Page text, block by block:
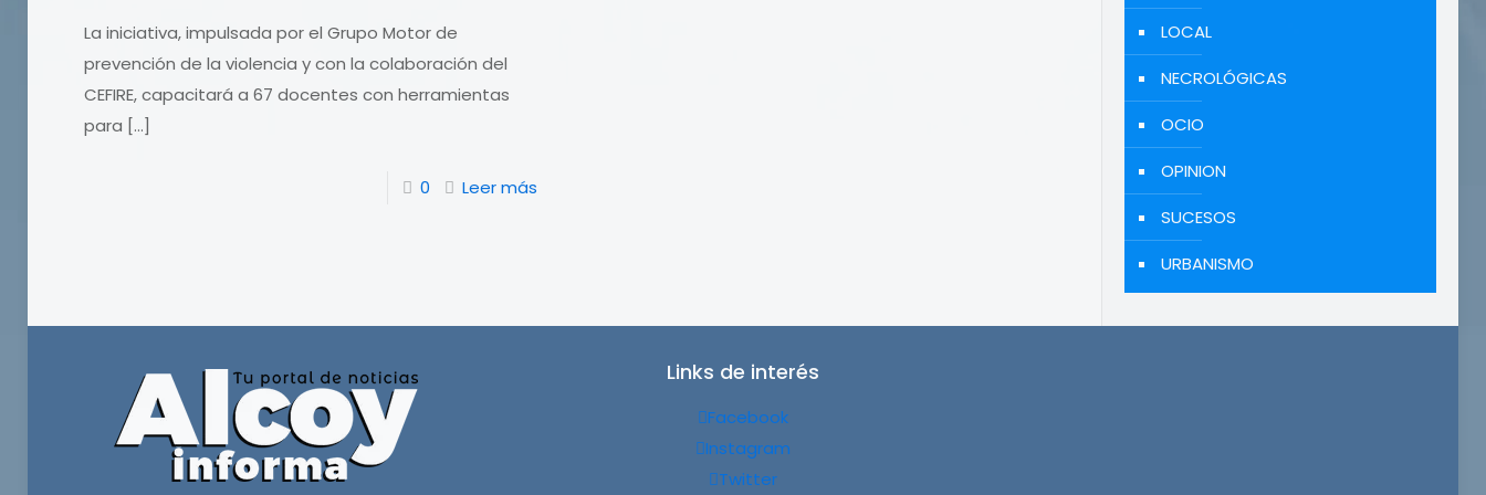
La iniciativa, impulsada por el Grupo Motor de
prevención de la violencia y con la colaboración del
CEFIRE, capacitará a 67 docentes con herramientas
para […]
0 Leer más
LOCAL
NECROLÓGICAS
OCIO
OPINION
SUCESOS
URBANISMO
Links de interés
Facebook
Instagram
Twitter